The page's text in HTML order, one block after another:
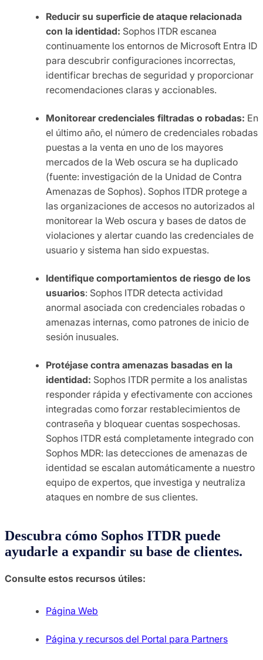
Reducir su superficie de ataque relacionada
con la identidad: Sophos ITDR escanea
continuamente los entornos de Microsoft Entra ID
para descubrir configuraciones incorrectas,
identificar brechas de seguridad y proporcionar
recomendaciones claras y accionables.
Monitorear credenciales filtradas o robadas: En
el último año, el número de credenciales robadas
puestas a la venta en uno de los mayores
mercados de la Web oscura se ha duplicado
(fuente: investigación de la Unidad de Contra
Amenazas de Sophos). Sophos ITDR protege a
las organizaciones de accesos no autorizados al
monitorear la Web oscura y bases de datos de
violaciones y alertar cuando las credenciales de
usuario y sistema han sido expuestas.
Identifique comportamientos de riesgo de los
usuarios: Sophos ITDR detecta actividad
anormal asociada con credenciales robadas o
amenazas internas, como patrones de inicio de
sesión inusuales.
Protéjase contra amenazas basadas en la
identidad: Sophos ITDR permite a los analistas
responder rápida y efectivamente con acciones
integradas como forzar restablecimientos de
contraseña y bloquear cuentas sospechosas.
Sophos ITDR está completamente integrado con
Sophos MDR: las detecciones de amenazas de
identidad se escalan automáticamente a nuestro
equipo de expertos, que investiga y neutraliza
ataques en nombre de sus clientes.
Descubra cómo Sophos ITDR puede
ayudarle a expandir su base de clientes.
Consulte estos recursos útiles:
Página Web
Página y recursos del Portal para Partners